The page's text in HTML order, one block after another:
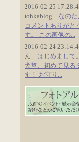
2016-02-25
tohkablog｜ なのた
コメントありがと
す。 この画像の...
2016-02-24
ん｜ はじめまして
犬筥、初めて見る
す！ お守り...